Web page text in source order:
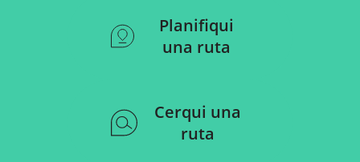
Planifiqui
una ruta
Cerqui una
ruta